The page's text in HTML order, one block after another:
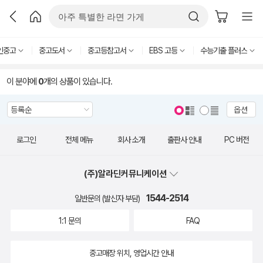
중고 중고도서 중고등참고서 EBS 고등 수능기출 플러스
이 분야에 0개의 상품이 있습니다.
옵션
로그인 전체 메뉴 회사 소개 출판사 안내 PC 버전
(주)알라딘커뮤니케이션
일반문의 (발신자 부담) 1544-2514
1:1 문의 FAQ
중고매장 위치, 영업시간 안내